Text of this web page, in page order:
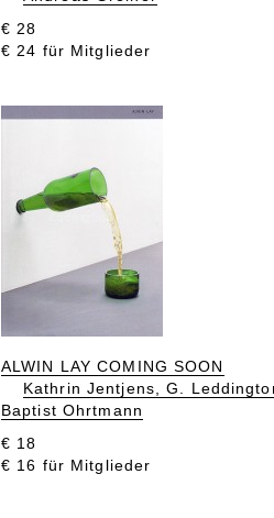
€ 28
€ 24 für Mitglieder
ALWIN LAY COMING SOON
Kathrin Jentjens, G.
Baptist Ohrtmann
€ 18
€ 16 für Mitglieder